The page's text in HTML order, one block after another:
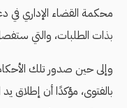
محكمة القضاء الإداري
بذات الطلبات، والتي
وإلى حين صدور تلك الأحكام
بالفتوى، مؤكدًا أن إطلاق